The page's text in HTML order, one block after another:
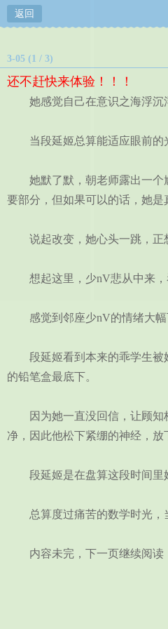
返回
3-05 (1 / 3)
还不赶快来体验！！！
她感觉自己在意识之海浮沉浮
当段延姬总算能适应眼前的光
她默了默，朝老师露出一个尴
要部分，但如果可以的话，她是
说起改变，她心头一跳，正想
想起这里，少nV悲从中来，
感觉到邻座少nV的情绪大幅
段延姬看到本来的乖学生被她
的铅笔盒最底下。
因为她一直没回信，让顾知桓
净，因此他松下紧绷的神经，放
段延姬是在盘算这段时间里她
总算度过痛苦的数学时光，当
内容未完，下一页继续阅读